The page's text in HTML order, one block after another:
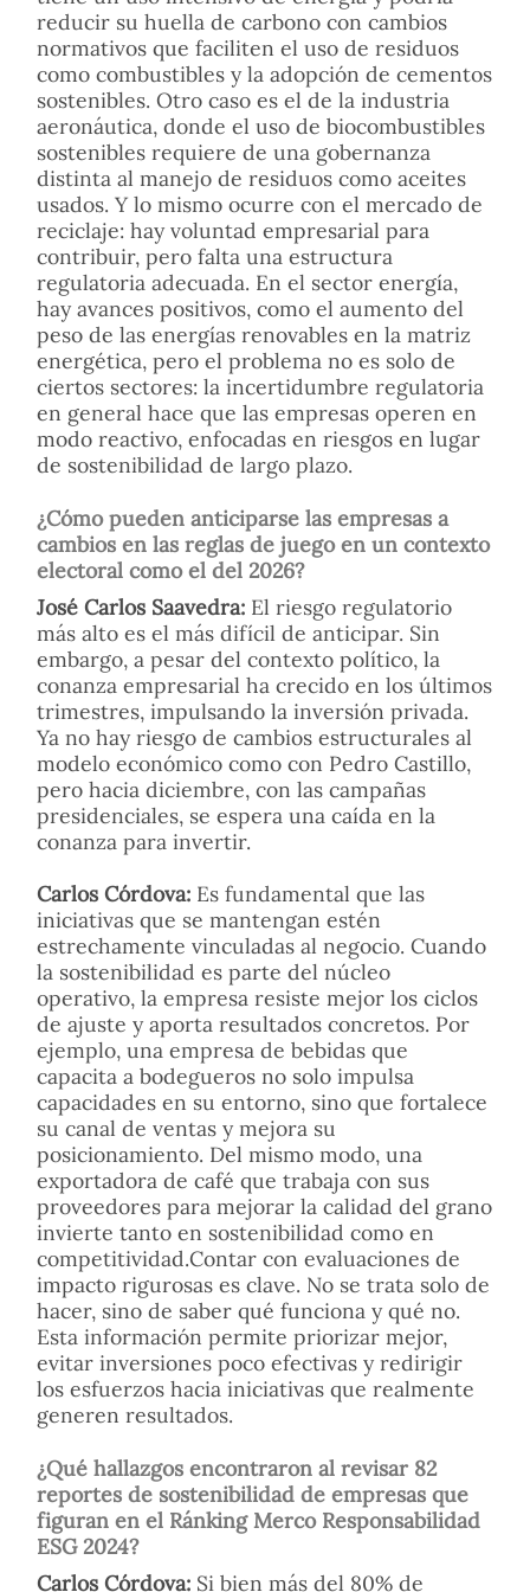
reducir su huella de carbono con cambios
normativos que faciliten el uso de residuos
como combustibles y la adopción de cementos
sostenibles. Otro caso es el de la industria
aeronáutica, donde el uso de biocombustibles
sostenibles requiere de una gobernanza
distinta al manejo de residuos como aceites
usados. Y lo mismo ocurre con el mercado de
reciclaje: hay voluntad empresarial para
contribuir, pero falta una estructura
regulatoria adecuada. En el sector energía,
hay avances positivos, como el aumento del
peso de las energías renovables en la matriz
energética, pero el problema no es solo de
ciertos sectores: la incertidumbre regulatoria
en general hace que las empresas operen en
modo reactivo, enfocadas en riesgos en lugar
de sostenibilidad de largo plazo.
¿Cómo pueden anticiparse las empresas a
cambios en las reglas de juego en un contexto
electoral como el del 2026?
José Carlos Saavedra: El riesgo regulatorio
más alto es el más difícil de anticipar. Sin
embargo, a pesar del contexto político, la
conanza empresarial ha crecido en los últimos
trimestres, impulsando la inversión privada.
Ya no hay riesgo de cambios estructurales al
modelo económico como con Pedro Castillo,
pero hacia diciembre, con las campañas
presidenciales, se espera una caída en la
conanza para invertir.
Carlos Córdova: Es fundamental que las
iniciativas que se mantengan estén
estrechamente vinculadas al negocio. Cuando
la sostenibilidad es parte del núcleo
operativo, la empresa resiste mejor los ciclos
de ajuste y aporta resultados concretos. Por
ejemplo, una empresa de bebidas que
capacita a bodegueros no solo impulsa
capacidades en su entorno, sino que fortalece
su canal de ventas y mejora su
posicionamiento. Del mismo modo, una
exportadora de café que trabaja con sus
proveedores para mejorar la calidad del grano
invierte tanto en sostenibilidad como en
competitividad.Contar con evaluaciones de
impacto rigurosas es clave. No se trata solo de
hacer, sino de saber qué funciona y qué no.
Esta información permite priorizar mejor,
evitar inversiones poco efectivas y redirigir
los esfuerzos hacia iniciativas que realmente
generen resultados.
¿Qué hallazgos encontraron al revisar 82
reportes de sostenibilidad de empresas que
figuran en el Ránking Merco Responsabilidad
ESG 2024?
Carlos Córdova: Si bien más del 80% de